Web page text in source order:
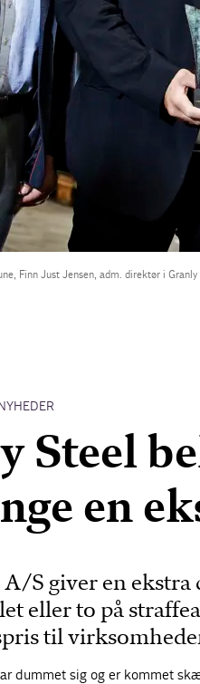
Finn Just Jensen, adm. direktør i
Steel
en
S giver en ekstra
eller to på
til
dummet sig og er kommet